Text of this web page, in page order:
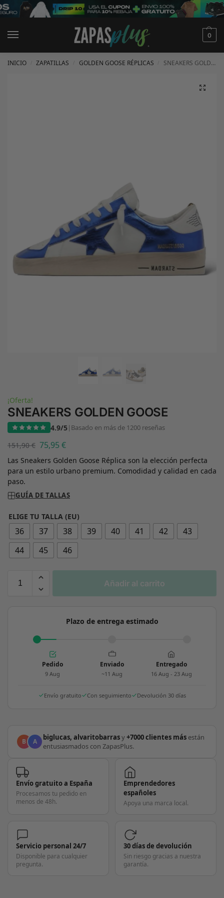
0
INICIO ZAPATILLAS GOLDEN GOOSE RÉPLICAS SNEAKERS GOLDEN GOOSE
¡Oferta!
SNEAKERS GOLDEN GOOSE
4.9/5| Basado en más de 1200 reseñas
151,90€ 75,95 €
Las Sneakers Golden Goose Réplica son la elección perfecta
para un estilo urbano premium. Comodidad y calidad en cada
paso.
GUÍA DE TALLAS
ELIGE TU TALLA (EU)
36 37 38 39 40 41 42
43
44
45 46
Añadir al carrito
Plazo de entrega estimado
Pedido
9 Aug
Enviado
~11 Aug
Entregado
16 Aug - 23 Aug
Envío gratuito Con seguimiento Devolución 30 días
B A biglucas, alvaritobarrasy+7000 clientes más están
entusiasmados con ZapasPlus.
Envío gratuito a España
Procesamos tu pedido en
menos de 48h.
Emprendedores
españoles
Apoya una marca local.
Servicio personal 24/7
Disponible para cualquier
pregunta.
30 días de devolución
Sin riesgo gracias a nuestra
garantía.